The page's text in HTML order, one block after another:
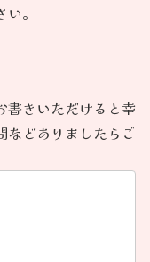
。
書きいただけると幸
などありましたらご